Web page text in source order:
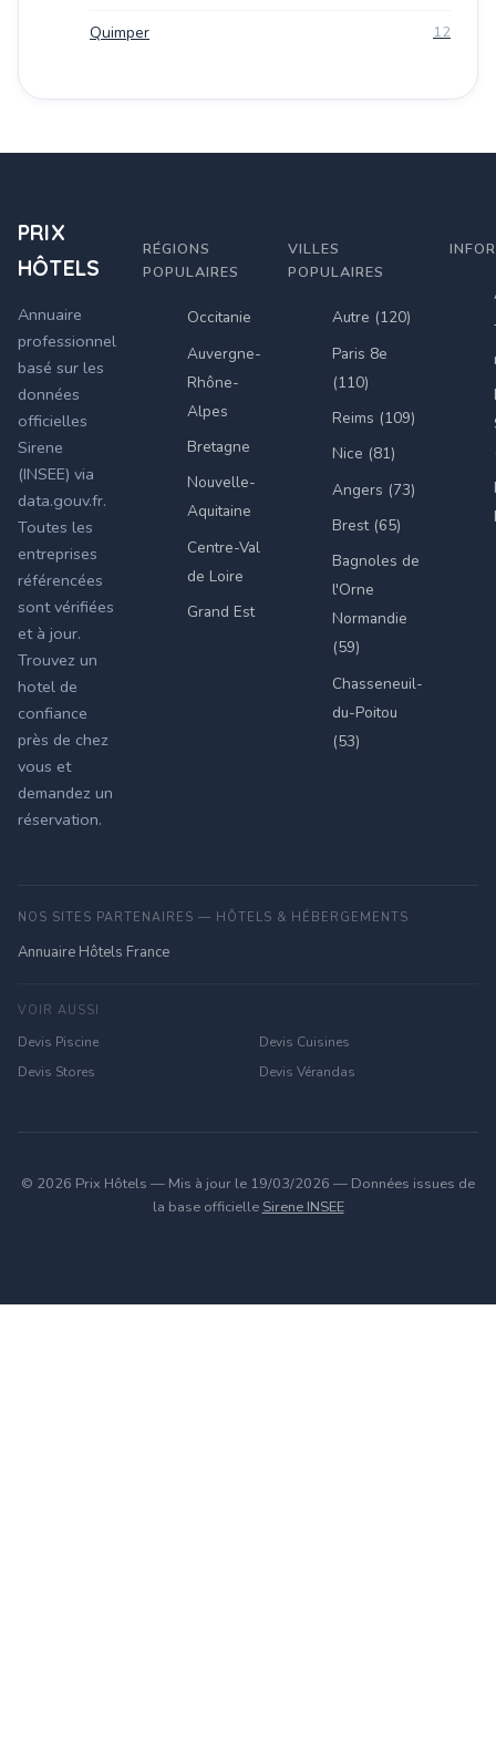
Quimper 12
PRIX
HÔTELS
Annuaire
professionnel
basé sur les
données
officielles
Sirene
(INSEE) via
data.gouv.fr.
Toutes les
entreprises
référencées
sont vérifiées
et à jour.
Trouvez un
hotel de
confiance
près de chez
vous et
demandez un
réservation.
RÉGIONS
POPULAIRES
Occitanie
Auvergne-
Rhône-
Alpes
Bretagne
Nouvelle-
Aquitaine
Centre-Val
de Loire
Grand Est
VILLES
POPULAIRES
Autre (120)
Paris 8e
(110)
Reims (109)
Nice (81)
Angers (73)
Brest (65)
Bagnoles de
l'Orne
Normandie
(59)
Chasseneuil-
du-Poitou
(53)
NOS SITES PARTENAIRES — HÔTELS & HÉBERGEMENTS
Annuaire Hôtels France
VOIR AUSSI
Devis Piscine
Devis Cuisines
Devis Stores
Devis Vérandas
© 2026 Prix Hôtels — Mis à jour le 19/03/2026 — Données issues de
la base officielle Sirene INSEE